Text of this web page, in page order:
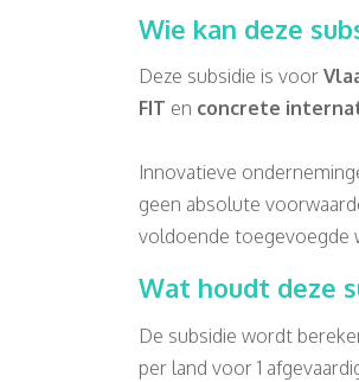
Wie kan deze
Deze subsidie is voor
FIT en concrete
​​​​​​​Innovatieve
geen absolute
voldoende toegevoegde
Wat houdt deze
De subsidie wordt
per land voor 1